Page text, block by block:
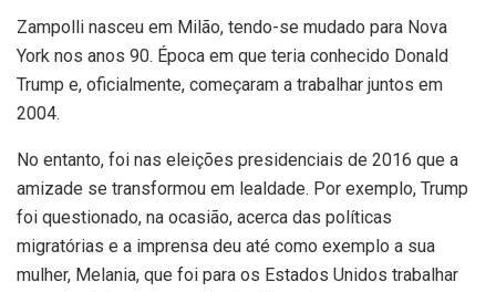
Zampolli nasceu em Milão, tendo-se mudado para Nova
York nos anos 90. Época em que teria conhecido Donald
Trump e, oficialmente, começaram a trabalhar juntos em
2004.
No entanto, foi nas eleições presidenciais de 2016 que a
amizade se transformou em lealdade. Por exemplo, Trump
foi questionado, na ocasião, acerca das políticas
migratórias e a imprensa deu até como exemplo a sua
mulher, Melania, que foi para os Estados Unidos trabalhar